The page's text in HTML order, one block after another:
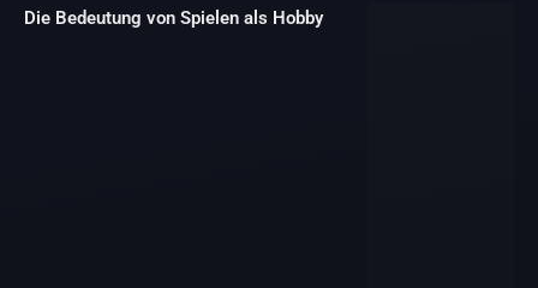
Die Bedeutung von Spielen als Hobby